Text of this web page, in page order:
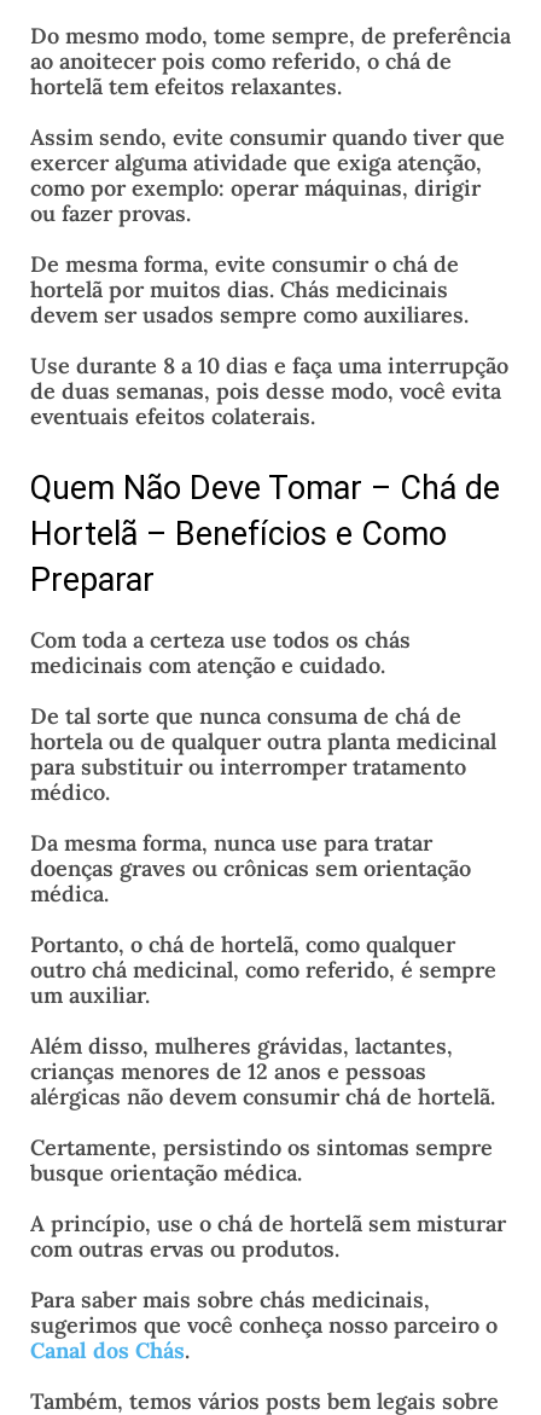
Do mesmo modo, tome sempre, de preferência
ao anoitecer pois como referido, o chá de
hortelã tem efeitos relaxantes.
Assim sendo, evite consumir quando tiver que
exercer alguma atividade que exiga atenção,
como por exemplo: operar máquinas, dirigir
ou fazer provas.
De mesma forma, evite consumir o chá de
hortelã por muitos dias. Chás medicinais
devem ser usados sempre como auxiliares.
Use durante 8 a 10 dias e faça uma interrupção
de duas semanas, pois desse modo, você evita
eventuais efeitos colaterais.
Quem Não Deve Tomar – Chá de
Hortelã – Benefícios e Como
Preparar
Com toda a certeza use todos os chás
medicinais com atenção e cuidado.
De tal sorte que nunca consuma de chá de
hortela ou de qualquer outra planta medicinal
para substituir ou interromper tratamento
médico.
Da mesma forma, nunca use para tratar
doenças graves ou crônicas sem orientação
médica.
Portanto, o chá de hortelã, como qualquer
outro chá medicinal, como referido, é sempre
um auxiliar.
Além disso, mulheres grávidas, lactantes,
crianças menores de 12 anos e pessoas
alérgicas não devem consumir chá de hortelã.
Certamente, persistindo os sintomas sempre
busque orientação médica.
A princípio, use o chá de hortelã sem misturar
com outras ervas ou produtos.
Para saber mais sobre chás medicinais,
sugerimos que você conheça nosso parceiro o
Canal dos Chás.
Também, temos vários posts bem legais sobre